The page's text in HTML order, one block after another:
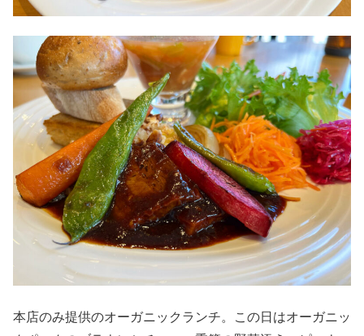
本店のみ提供のオーガニックランチ。この日はオーガニッ